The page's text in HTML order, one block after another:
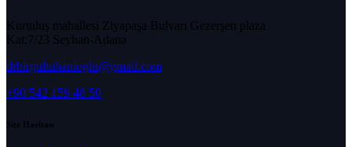
Kurtuluş mahallesi Ziyapaşa Bulvarı Gezerşen plaza
Kat:7/23 Seyhan-Adana
drbirgultuhanioglu@gmail.com
+90 542 159 48 50
Site Haritası